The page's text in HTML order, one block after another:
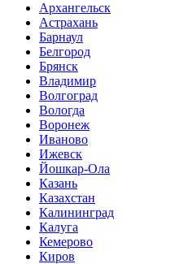
Архангельск
Астрахань
Барнаул
Белгород
Брянск
Владимир
Волгоград
Вологда
Воронеж
Иваново
Ижевск
Йошкар-Ола
Казань
Казахстан
Калининград
Калуга
Кемерово
Киров